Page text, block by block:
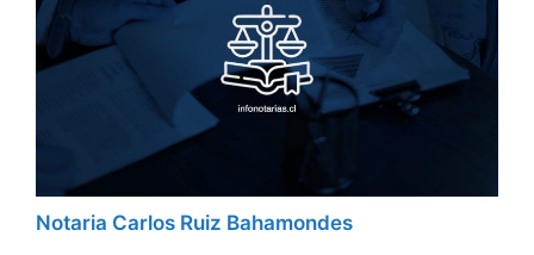
Notaria Carlos Ruiz Bahamondes